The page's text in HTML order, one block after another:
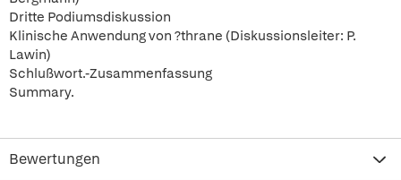
Dritte Podiumsdiskussion
Klinische Anwendung von ?thrane (Diskussionsleiter: P.
Lawin)
Schlußwort.-Zusammenfassung
Summary.
Bewertungen